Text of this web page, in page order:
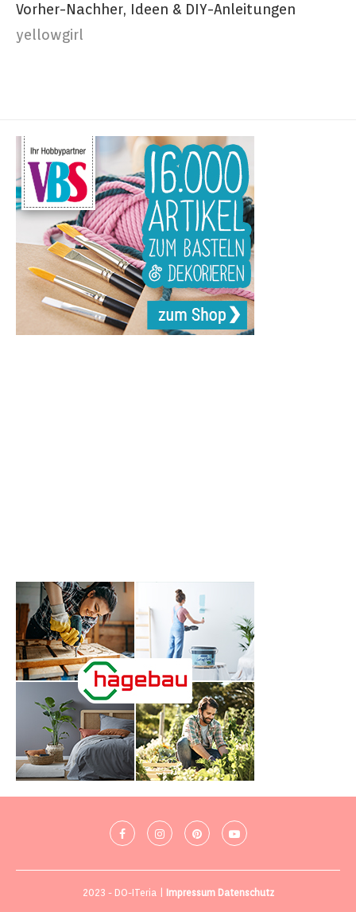
Vorher-Nachher, Ideen & DIY-Anleitungen
yellowgirl
2023 - DO-ITeria | Impressum Datenschutz